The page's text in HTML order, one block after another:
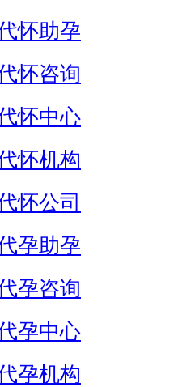
怀助孕
怀咨询
怀中心
怀机构
怀公司
孕助孕
孕咨询
孕中心
孕机构